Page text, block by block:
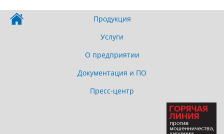
Продукция
Услуги
О предприятии
Документация и ПО
Пресс-центр